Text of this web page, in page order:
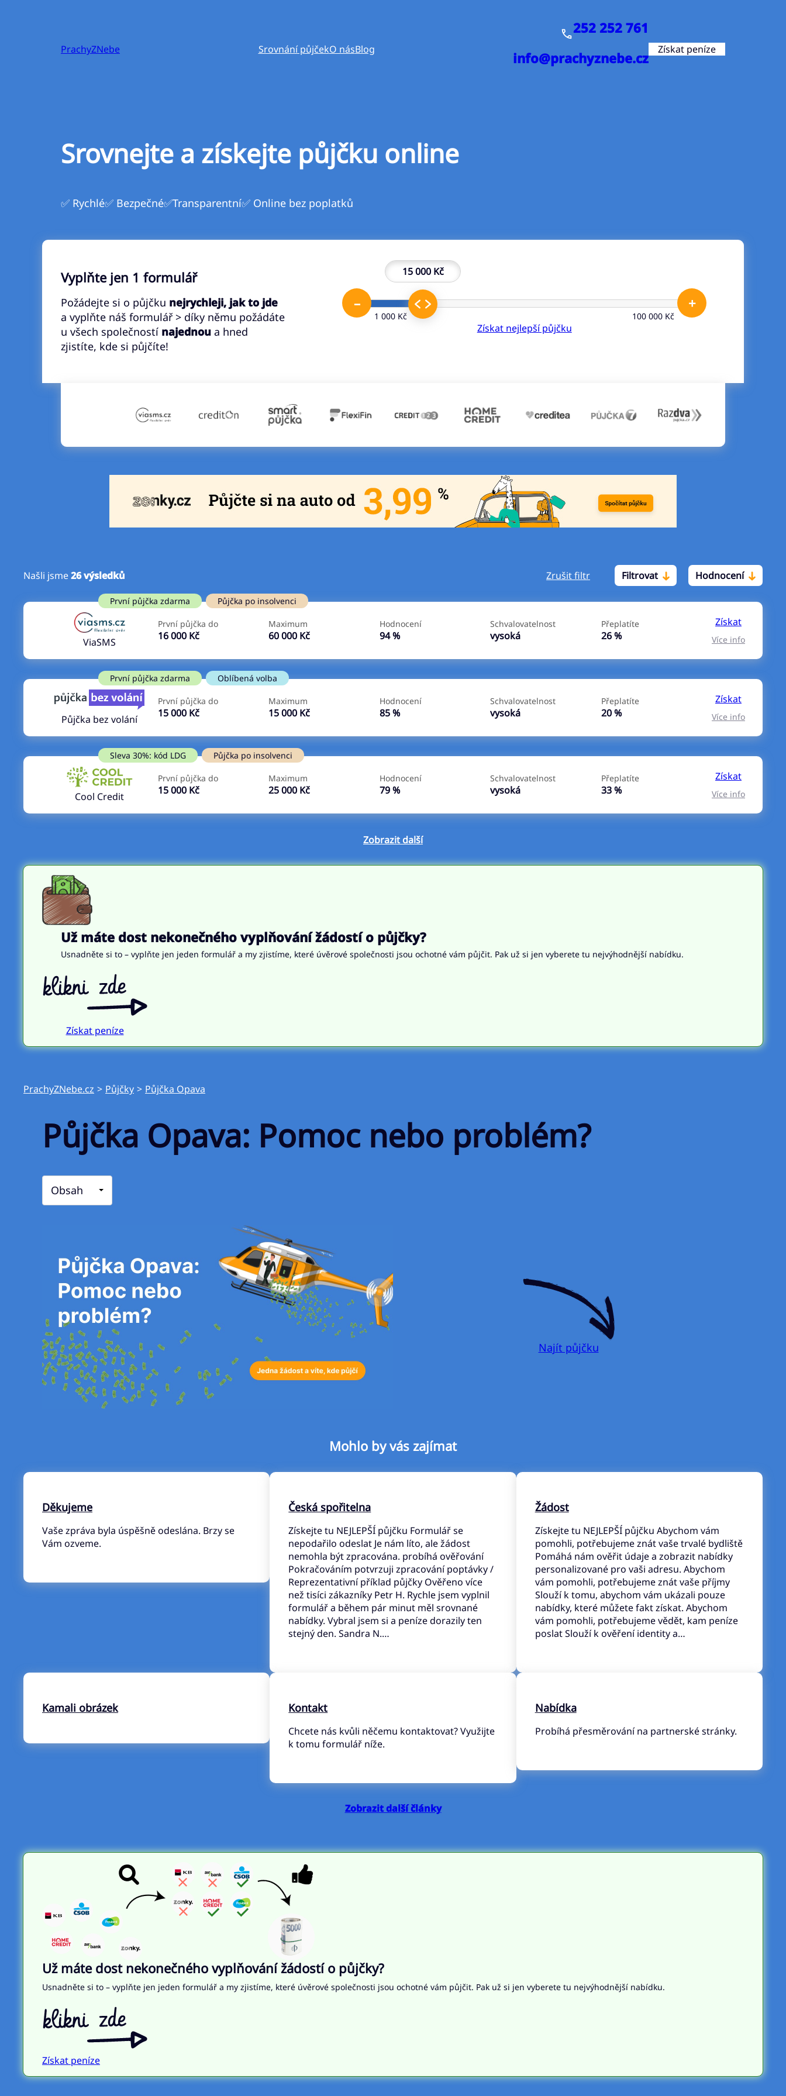
PrachyZNebe
Srovnání půjčekO násBlog
252 252 761
info@prachyznebe.cz
Získat peníze
Srovnejte a získejte půjčku online
✅ Rychlé✅ Bezpečné✅Transparentní✅ Online bez poplatků
Vyplňte jen 1 formulář
Požádejte si o půjčku nejrychleji, jak to jde
a vyplňte náš formulář > díky němu požádáte
u všech společností najednou a hned
zjistíte, kde si půjčíte!
15 000 Kč
– +
1 000 Kč 100 000 Kč
Získat nejlepší půjčku
Zrušit filtr Filtrovat
Hodnocení
Od
Do
První půjčka zdarma
ano
Našli jsme26výsledků
První půjčka zdarma Půjčka po insolvenci
ViaSMS
První půjčka do
16 000 Kč
Maximum
60 000 Kč
Hodnocení
94 %
Schvalovatelnost
vysoká
Přeplatíte
26 %
Získat
Více info
První půjčka zdarma Oblíbená volba
Půjčka bez volání
První půjčka do
15 000 Kč
Maximum
15 000 Kč
Hodnocení
85 %
Schvalovatelnost
vysoká
Přeplatíte
20 %
Získat
Více info
Sleva 30%: kód LDG Půjčka po insolvenci
Cool Credit
První půjčka do
15 000 Kč
Maximum
25 000 Kč
Hodnocení
79 %
Schvalovatelnost
vysoká
Přeplatíte
33 %
Získat
Více info
Zobrazit další
Už máte dost nekonečného vyplňování žádostí o půjčky?
Usnadněte si to – vyplňte jen jeden formulář a my zjistíme, které úvěrové společnosti jsou ochotné vám půjčit. Pak už si jen vyberete tu nejvýhodnější nabídku.
Získat peníze
PrachyZNebe.cz > Půjčky > Půjčka Opava
Půjčka Opava: Pomoc nebo problém?
Obsah
Najít půjčku
Mohlo by vás zajímat
Děkujeme
Vaše zpráva byla úspěšně odeslána. Brzy se
Vám ozveme.
Česká spořitelna
Získejte tu NEJLEPŠÍ půjčku Formulář se
nepodařilo odeslat Je nám líto, ale žádost
nemohla být zpracována. probíhá ověřování
Pokračováním potvrzuji zpracování poptávky /
Reprezentativní příklad půjčky Ověřeno více
než tisíci zákazníky Petr H. Rychle jsem vyplnil
formulář a během pár minut měl srovnané
nabídky. Vybral jsem si a peníze dorazily ten
stejný den. Sandra N.…
Žádost
Získejte tu NEJLEPŠÍ půjčku Abychom vám
pomohli, potřebujeme znát vaše trvalé bydliště
Pomáhá nám ověřit údaje a zobrazit nabídky
personalizované pro vaši adresu. Abychom
vám pomohli, potřebujeme znát vaše příjmy
Slouží k tomu, abychom vám ukázali pouze
nabídky, které můžete fakt získat. Abychom
vám pomohli, potřebujeme vědět, kam peníze
poslat Slouží k ověření identity a…
Kamali obrázek Kontakt
Chcete nás kvůli něčemu kontaktovat? Využijte
k tomu formulář níže.
Nabídka
Probíhá přesměrování na partnerské stránky.
Zobrazit další články
Už máte dost nekonečného vyplňování žádostí o půjčky?
Usnadněte si to – vyplňte jen jeden formulář a my zjistíme, které úvěrové společnosti jsou ochotné vám půjčit. Pak už si jen vyberete tu nejvýhodnější nabídku.
Získat peníze